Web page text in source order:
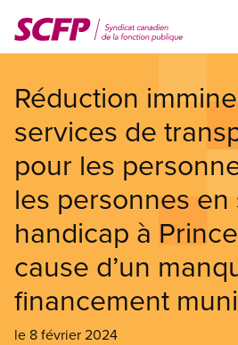
au
contenu
Réduction
services de
pour les
les personnes
handicap à
cause d’un
financement
le 8 février 2024